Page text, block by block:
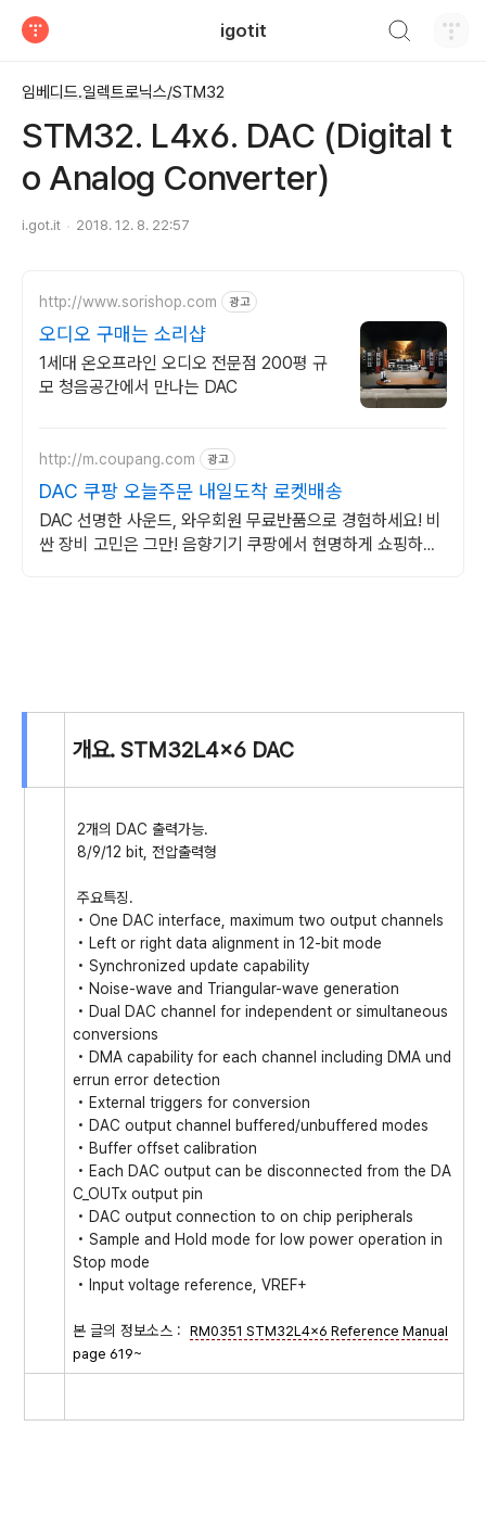
igotit
임베디드.일렉트로닉스/STM32
STM32. L4x6. DAC (Digital t
o Analog Converter)
i.got.it 2018. 12. 8. 22:57
http://www.sorishop.com 광고
오디오 구매는 소리샵
1세대 온오프라인 오디오 전문점 200평 규
모 청음공간에서 만나는 DAC
http://m.coupang.com 광고
DAC 쿠팡 오늘주문 내일도착 로켓배송
DAC 선명한 사운드, 와우회원 무료반품으로 경험하세요! 비
싼 장비 고민은 그만! 음향기기 쿠팡에서 현명하게 쇼핑하세
개요. STM32L4x6 DAC
2개의 DAC 출력가능.
8/9/12 bit, 전압출력형
주요특징.
• One DAC interface, maximum two output channels
• Left or right data alignment in 12-bit mode
• Synchronized update capability
• Noise-wave and Triangular-wave generation
• Dual DAC channel for independent or simultaneous
conversions
• DMA capability for each channel including DMA und
errun error detection
• External triggers for conversion
• DAC output channel buffered/unbuffered modes
• Buffer offset calibration
• Each DAC output can be disconnected from the DA
C_OUTx output pin
• DAC output connection to on chip peripherals
• Sample and Hold mode for low power operation in
Stop mode
• Input voltage reference, VREF+
본 글의 정보소스 : RM0351 STM32L4x6 Reference Manual
page 619~